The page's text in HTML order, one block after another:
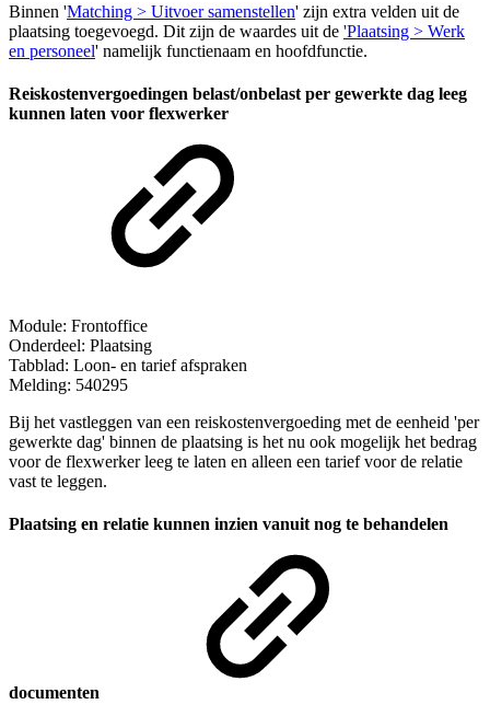
Binnen 'Matching > Uitvoer samenstellen' zijn extra velden uit de
plaatsing toegevoegd. Dit zijn de waardes uit de 'Plaatsing > Werk
en personeel' namelijk functienaam en hoofdfunctie.
Reiskostenvergoedingen belast/onbelast per gewerkte dag leeg
kunnen laten voor flexwerker
Module: Frontoffice
Onderdeel: Plaatsing
Tabblad: Loon- en tarief afspraken
Melding: 540295
Bij het vastleggen van een reiskostenvergoeding met de eenheid 'per
gewerkte dag' binnen de plaatsing is het nu ook mogelijk het bedrag
voor de flexwerker leeg te laten en alleen een tarief voor de relatie
vast te leggen.
Plaatsing en relatie kunnen inzien vanuit nog te behandelen
documenten